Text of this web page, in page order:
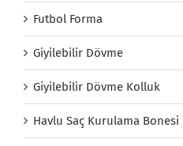
Futbol Forma
Giyilebilir Dövme
Giyilebilir Dövme Kolluk
Havlu Saç Kurulama Bonesi